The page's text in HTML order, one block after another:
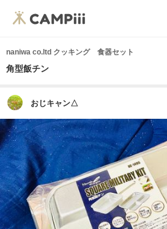
naniwa co.ltd クッキング 食器セット
角型飯チン
おじキャン△